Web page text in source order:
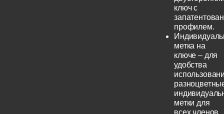
ключ с
профилем.
метка на
ключе – для
удобства
метки для